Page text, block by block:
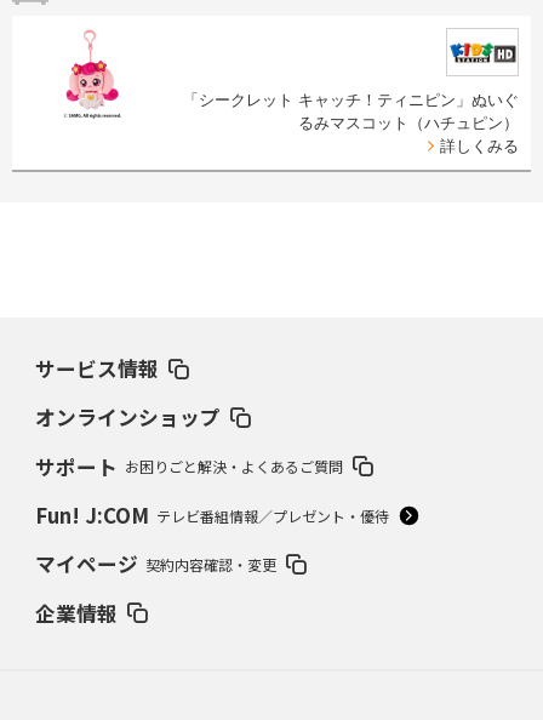
「シークレット キャッチ！ティニピン」ぬいぐ
るみマスコット（ハチュピン）
詳しくみる
サービス情報
オンラインショップ
サポート お困りごと解決・よくあるご質問
Fun! J:COM テレビ番組情報／プレゼント・優待
マイページ 契約内容確認・変更
企業情報